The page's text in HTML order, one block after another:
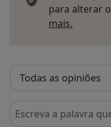
para alterar
mais.
Pesquisar em opiniões